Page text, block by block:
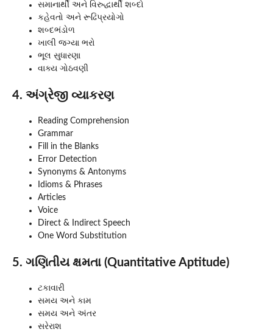
સમાનાર્થી અને વિરુદ્ધાર્થી શબ્દો
કહેવતો અને રૂઢિપ્રયોગો
શબ્દભંડોળ
ખાલી જગ્યા ભરો
ભૂલ સુધારણા
વાક્ય ગોઠવણી
4. અંગ્રેજી વ્યાકરણ
Reading Comprehension
Grammar
Fill in the Blanks
Error Detection
Synonyms & Antonyms
Idioms & Phrases
Articles
Voice
Direct & Indirect Speech
One Word Substitution
5. ગણિતીય ક્ષમતા (Quantitative Aptitude)
ટકાવારી
સમય અને કામ
સમય અને અંતર
સરેરાશ